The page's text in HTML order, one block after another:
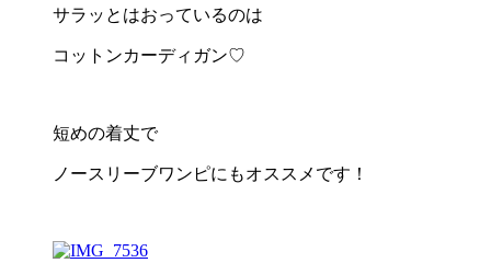
サラッとはおっているのは
コットンカーディガン♡
短めの着丈で
ノースリーブワンピにもオススメです！